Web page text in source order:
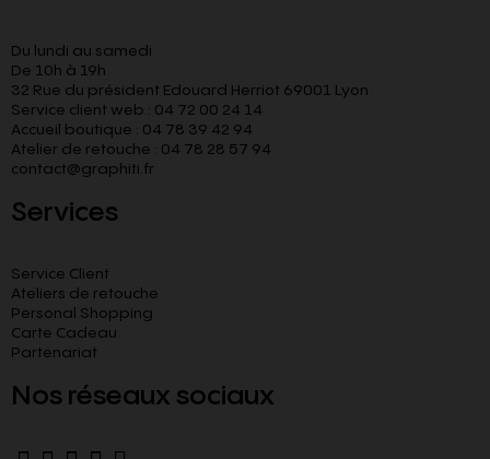
Du lundi au samedi
De 10h à 19h
32 Rue du président Edouard Herriot 69001 Lyon
Service client web : 04 72 00 24 14
Accueil boutique : 04 78 39 42 94
Atelier de retouche : 04 78 28 57 94
contact@graphiti.fr
Services
Service Client
Ateliers de retouche
Personal Shopping
Carte Cadeau
Partenariat
Nos réseaux sociaux